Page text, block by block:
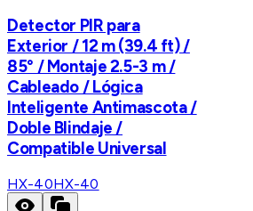
Detector PIR para
Exterior / 12 m (39.4 ft) /
85° / Montaje 2.5-3 m /
Cableado / Lógica
Inteligente Antimascota /
Doble Blindaje /
Compatible Universal
HX-40HX-40